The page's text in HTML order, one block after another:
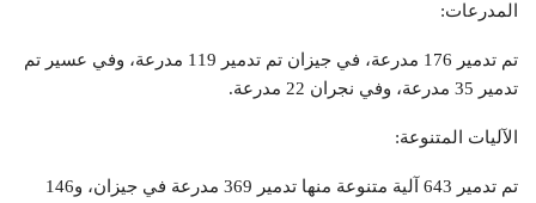
المدرعات:
تم تدمير 176 مدرعة، في جيزان تم تدمير 119 مدرعة، وفي عسير تم
تدمير 35 مدرعة، وفي نجران 22 مدرعة.
الآليات المتنوعة:
تم تدمير 643 آلية متنوعة منها تدمير 369 مدرعة في جيزان، و146